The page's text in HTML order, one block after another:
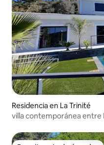
Residencia en La Trinité
villa contemporánea